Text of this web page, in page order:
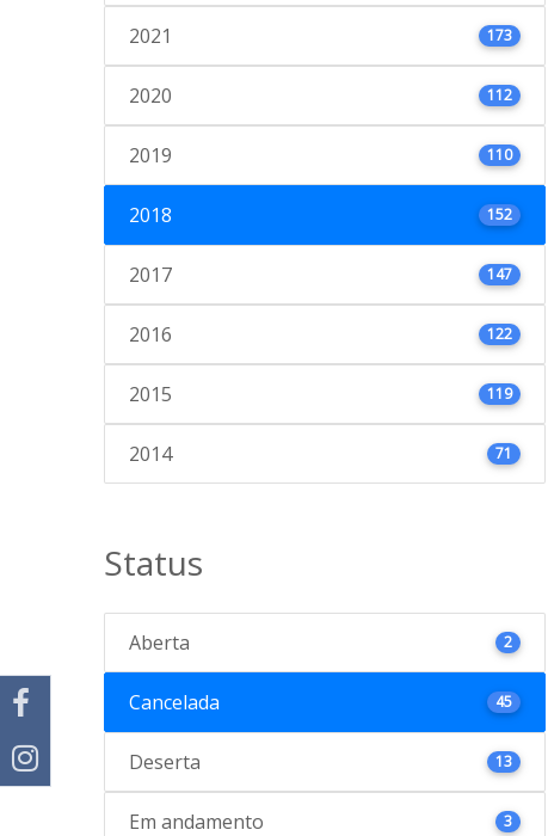
2021 173
2020 112
2019 110
2018 152
2017 147
2016 122
2015 119
2014 71
Status
Aberta 2
Cancelada 45
Deserta 13
Em andamento 3